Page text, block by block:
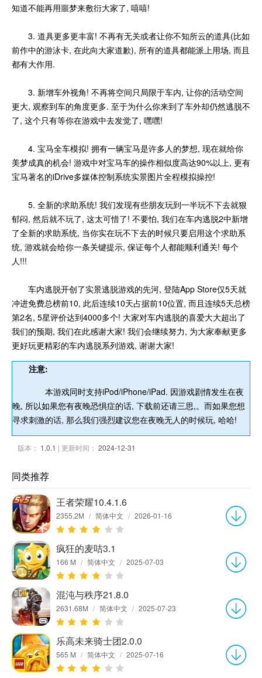
知道不能再用噩梦来敷衍大家了, 嘻嘻!
3. 道具更多更丰富! 不再有无关或者让你不知所云的道具(比如
前作中的游泳卡, 在此向大家道歉), 所有的道具都能派上用场, 而且
都有大作用.
3. 新增车外视角! 不再将空间只局限于车内, 让你的活动空间
更大, 观察到车的角度更多. 至于为什么你来到了车外却仍然逃脱不
了, 这个只有等你在游戏中去发觉了, 嘿嘿!
4. 宝马全车模拟! 拥有一辆宝马是许多人的梦想, 现在就给你
美梦成真的机会! 游戏中对宝马车的操作相似度高达90%以上, 更有
宝马著名的iDrive多媒体控制系统实景图片全程模拟操控!
5. 全新的求助系统! 我们发现有些朋友玩到一半玩不下去就狠
郁闷, 然后就不玩了, 这太可惜了! 不要怕, 我们在车内逃脱2中新增
了全新的求助系统, 当你实在玩不下去的时候只要启用这个求助系
统, 游戏就会给你一条关键提示, 保证每个人都能顺利通关! 每个
人!!!
车内逃脱开创了实景逃脱游戏的先河, 登陆App Store仅5天就
冲进免费总榜前10, 此后连续10天占据前10位置, 而且连续5天总榜
第2名, 5星评价达到4000多个! 大家对车内逃脱的喜爱大大超出了
我们的预期, 我们在此感谢大家! 我们会继续努力, 为大家奉献更多
更好玩更精彩的车内逃脱系列游戏, 谢谢大家!
注意:
本游戏同时支持iPod/iPhone/iPad. 因游戏剧情发生在夜
晚, 所以如果您有夜晚恐惧症的话, 下载前还请三思,。而如果您想
寻求刺激的话, 那么我们强烈建议您在夜晚无人的时候玩, 哈哈!
版本： 1.0.1 | 更新时间： 2024-12-31
同类推荐
王者荣耀10.4.1.6
2355.2M / 简体中文 / 2026-01-16
疯狂的麦咭3.1
166 M / 简体中文 / 2025-07-03
混沌与秩序21.8.0
2631.68M / 简体中文 / 2025-07-23
乐高未来骑士团2.0.0
565 M / 简体中文 / 2025-07-16